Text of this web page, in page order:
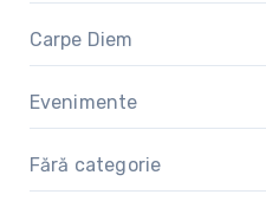
Carpe Diem
Evenimente
Fără categorie